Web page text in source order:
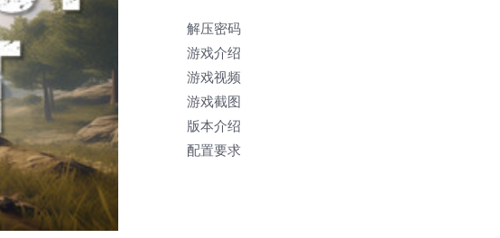
解压密码
游戏介绍
游戏视频
游戏截图
版本介绍
配置要求